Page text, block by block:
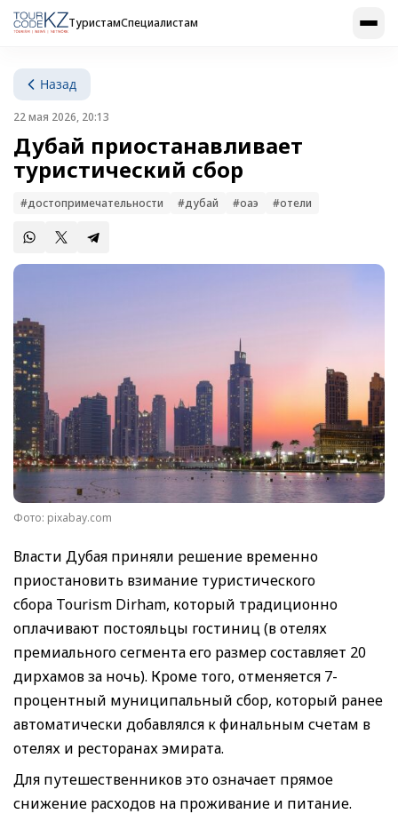
ТуристамСпециалистам
Назад
22 мая 2026, 20:13
Дубай приостанавливает
туристический сбор
#достопримечательности #дубай #оаэ #отели
Фото: pixabay.com
Власти Дубая приняли решение временно
приостановить взимание туристического
сбора Tourism Dirham, который традиционно
оплачивают постояльцы гостиниц (в отелях
премиального сегмента его размер составляет 20
дирхамов за ночь). Кроме того, отменяется 7-
процентный муниципальный сбор, который ранее
автоматически добавлялся к финальным счетам в
отелях и ресторанах эмирата.
Для путешественников это означает прямое
снижение расходов на проживание и питание.